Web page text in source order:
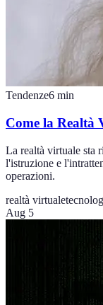
Tendenze6 min
Come la Realtà
La realtà virtuale sta
l'istruzione e
operazioni.
realtà virtuale
Aug 5